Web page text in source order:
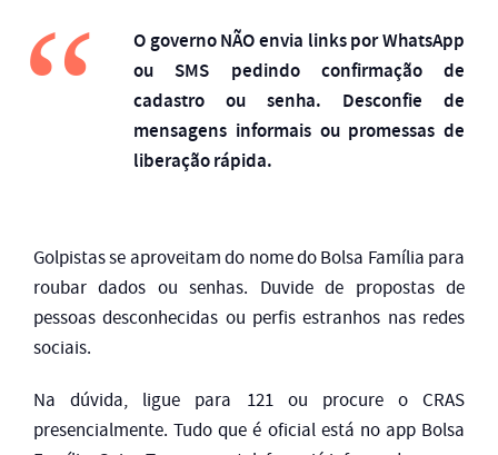
O governo NÃO envia links por WhatsApp
ou SMS pedindo confirmação de
cadastro ou senha. Desconfie de
mensagens informais ou promessas de
liberação rápida.
Golpistas se aproveitam do nome do Bolsa Família para
roubar dados ou senhas. Duvide de propostas de
pessoas desconhecidas ou perfis estranhos nas redes
sociais.
Na dúvida, ligue para 121 ou procure o CRAS
presencialmente. Tudo que é oficial está no app Bolsa